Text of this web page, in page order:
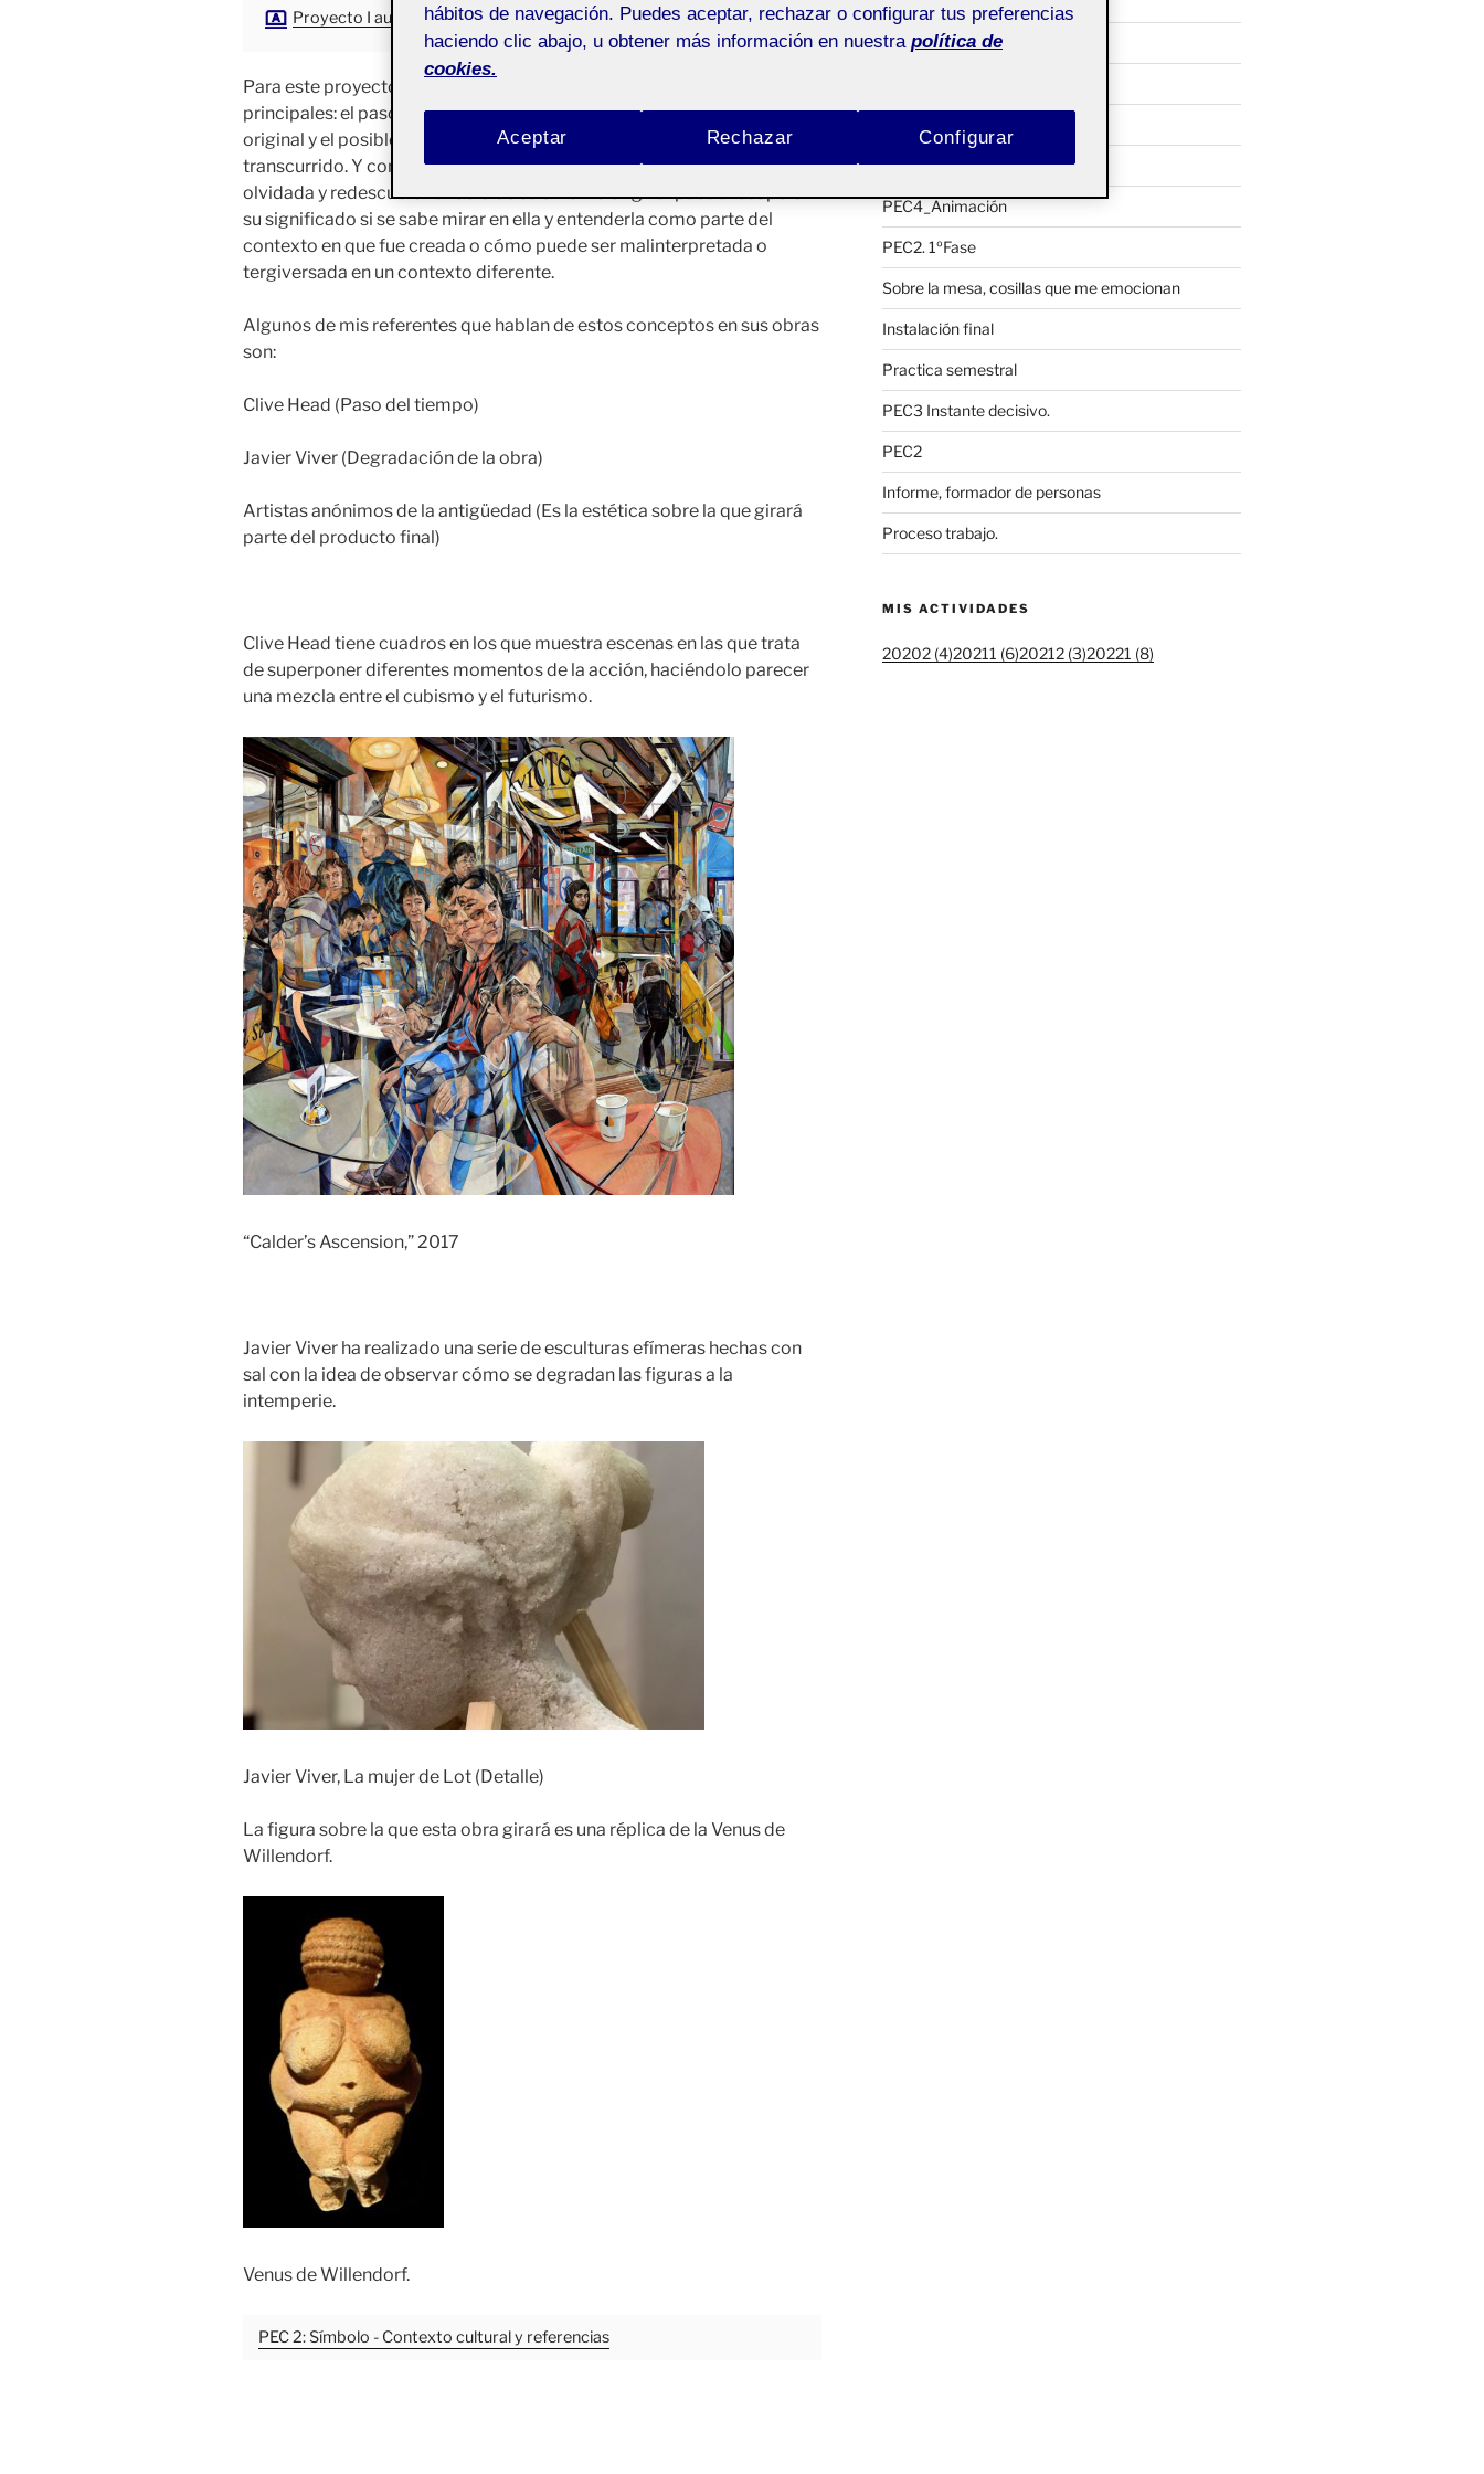
Proyecto I aula 2 Pública
Para este proyecto he querido trabajar con cuatro conceptos
principales: el paso del tiempo, la degradación de la obra, el significado
original y el posible cambio de este significado tras un tiempo
transcurrido. Y con ellos quiero expresar cómo una obra anónima
olvidada y redescubierta fuera de su entorno original puede recuperar
su significado si se sabe mirar en ella y entenderla como parte del
contexto en que fue creada o cómo puede ser malinterpretada o
tergiversada en un contexto diferente.
Algunos de mis referentes que hablan de estos conceptos en sus obras
son:
Clive Head (Paso del tiempo)
Javier Viver (Degradación de la obra)
Artistas anónimos de la antigüedad (Es la estética sobre la que girará
parte del producto final)
Clive Head tiene cuadros en los que muestra escenas en las que trata
de superponer diferentes momentos de la acción, haciéndolo parecer
una mezcla entre el cubismo y el futurismo.
“Calder’s Ascension,” 2017
Javier Viver ha realizado una serie de esculturas efímeras hechas con
sal con la idea de observar cómo se degradan las figuras a la
intemperie.
Javier Viver, La mujer de Lot (Detalle)
La figura sobre la que esta obra girará es una réplica de la Venus de
Willendorf.
Venus de Willendorf.
PEC 2: Símbolo - Contexto cultural y referencias
Entrada semanal
Dosier del Proyecto
PEC4_Animación
PEC2. 1ºFase
Sobre la mesa, cosillas que me emocionan
Instalación final
Practica semestral
PEC3 Instante decisivo.
PEC2
Informe, formador de personas
Proceso trabajo.
MIS ACTIVIDADES
20202 (4)20211 (6)20212 (3)20221 (8)
hábitos de navegación. Puedes aceptar, rechazar o configurar tus preferencias
haciendo clic abajo, u obtener más información en nuestra política de
cookies.
Rechazar
Aceptar Configurar